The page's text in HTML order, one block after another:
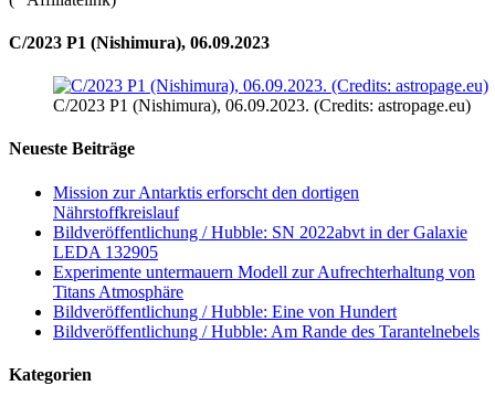
C/2023 P1 (Nishimura), 06.09.2023
C/2023 P1 (Nishimura), 06.09.2023. (Credits: astropage.eu)
Neueste Beiträge
Mission zur Antarktis erforscht den dortigen
Nährstoffkreislauf
Bildveröffentlichung / Hubble: SN 2022abvt in der Galaxie
LEDA 132905
Experimente untermauern Modell zur Aufrechterhaltung von
Titans Atmosphäre
Bildveröffentlichung / Hubble: Eine von Hundert
Bildveröffentlichung / Hubble: Am Rande des Tarantelnebels
Kategorien